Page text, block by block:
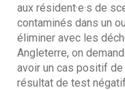
aux résident·e·s de
contaminés dans un
éliminer avec les
Angleterre, on
avoir un cas positif de
résultat de test